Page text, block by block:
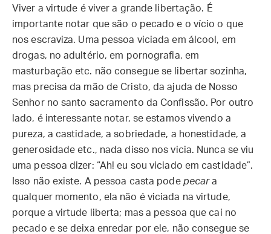
Viver a virtude é viver a grande libertação. É
importante notar que são o pecado e o vício o que
nos escraviza. Uma pessoa viciada em álcool, em
drogas, no adultério, em pornografia, em
masturbação etc. não consegue se libertar sozinha,
mas precisa da mão de Cristo, da ajuda de Nosso
Senhor no santo sacramento da Confissão. Por outro
lado, é interessante notar, se estamos vivendo a
pureza, a castidade, a sobriedade, a honestidade, a
generosidade etc., nada disso nos vicia. Nunca se viu
uma pessoa dizer: “Ah! eu sou viciado em castidade”.
Isso não existe. A pessoa casta pode pecara
qualquer momento, ela não é viciada na virtude,
porque a virtude liberta; mas a pessoa que cai no
pecado e se deixa enredar por ele, não consegue se